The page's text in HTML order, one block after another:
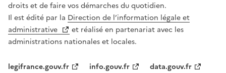
droits et de faire vos démarches du quotidien.
Il est édité par la Direction de l’information légale et
administrative
et réalisé en partenariat avec les
administrations nationales et locales.
legifrance.gouv.fr info.gouv.fr data.gouv.fr